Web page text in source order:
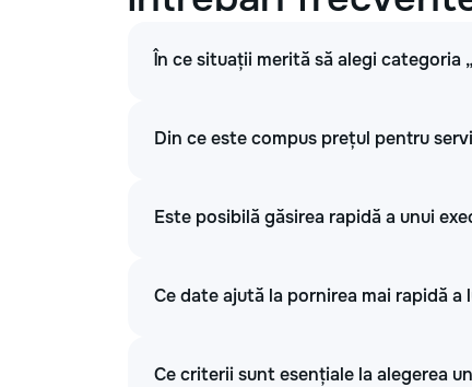
În ce situații merită să alegi categoria
Din ce este compus prețul pentru
Este posibilă găsirea rapidă a unui
Ce date ajută la pornirea mai rapidă a
Ce criterii sunt esențiale la alegerea